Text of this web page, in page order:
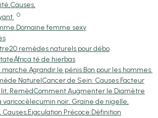
0
Domaine femme sexy
20 remèdes naturels pour débo
África té de hierbas
marche.Agrandir le pénis.Bon pour les hommes.
NaturelCancer de Sein: Causes Facteur
RemèdComment Augmenter le Diamètre
varicocèlecumin noir, Graine de nigelle,
Ejaculation Précoce:Définition